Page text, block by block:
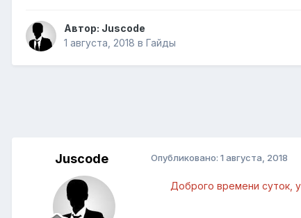
Автор: Juscode
1 августа, 2018 в Гайды
Juscode Опубликовано: 1 августа, 2018
Доброго времени суток,